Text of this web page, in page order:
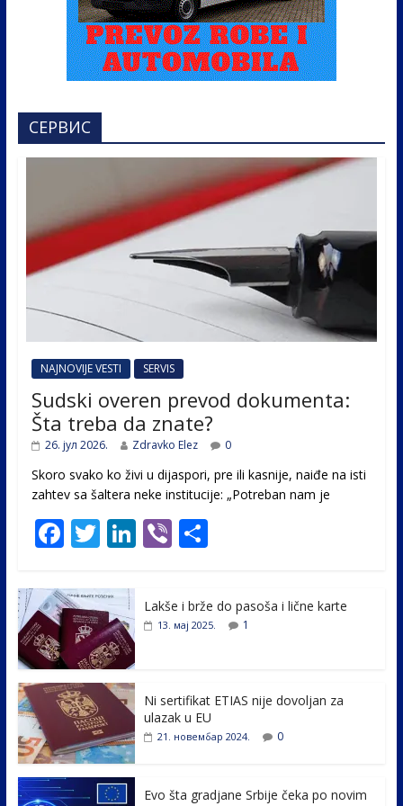
СЕРВИС
NAJNOVIJE VESTI SERVIS
Sudski overen prevod dokumenta:
Šta treba da znate?
26. јул 2026. Zdravko Elez 0
Skoro svako ko živi u dijaspori, pre ili kasnije, naiđe na isti
zahtev sa šaltera neke institucije: „Potreban nam je
F
e
b
o
o
k
T
itt
er
Li
e
Vi
er
S
ar
e
Lakše i brže do pasoša i lične karte
13. мај 2025. 1
Ni sertifikat ETIAS nije dovoljan za
ulazak u EU
21. новембар 2024. 0
Evo šta gradjane Srbije čeka po novim